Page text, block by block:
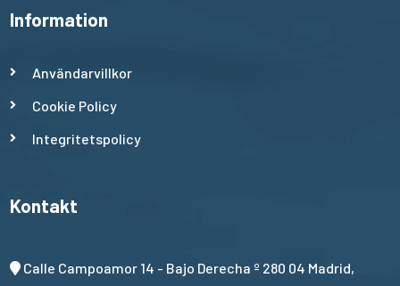
Information
Användarvillkor
Cookie Policy
Integritetspolicy
Kontakt
Calle Campoamor 14 - Bajo Derecha º 280 04 Madrid,